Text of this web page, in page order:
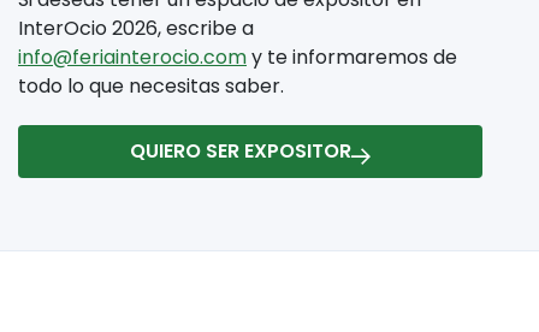
InterOcio 2026, escribe a
info@feriainterocio.comy te informaremos de
todo lo que necesitas saber.
QUIERO SER EXPOSITOR